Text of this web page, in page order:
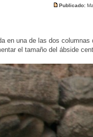
Publicado:
en una de las dos columnas
el tamaño del ábside